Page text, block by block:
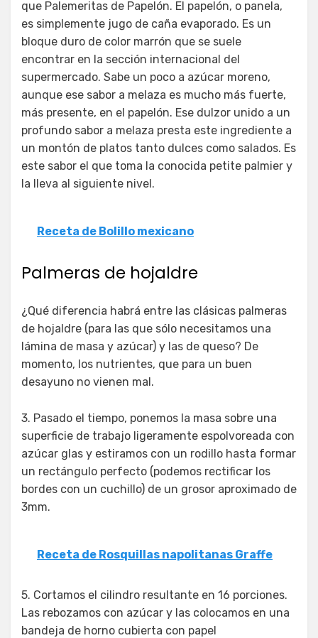
que Palemeritas de Papelón. El papelón, o panela,
es simplemente jugo de caña evaporado. Es un
bloque duro de color marrón que se suele
encontrar en la sección internacional del
supermercado. Sabe un poco a azúcar moreno,
aunque ese sabor a melaza es mucho más fuerte,
más presente, en el papelón. Ese dulzor unido a un
profundo sabor a melaza presta este ingrediente a
un montón de platos tanto dulces como salados. Es
este sabor el que toma la conocida petite palmier y
la lleva al siguiente nivel.
Receta de Bolillo mexicano
Palmeras de hojaldre
¿Qué diferencia habrá entre las clásicas palmeras
de hojaldre (para las que sólo necesitamos una
lámina de masa y azúcar) y las de queso? De
momento, los nutrientes, que para un buen
desayuno no vienen mal.
3. Pasado el tiempo, ponemos la masa sobre una
superficie de trabajo ligeramente espolvoreada con
azúcar glas y estiramos con un rodillo hasta formar
un rectángulo perfecto (podemos rectificar los
bordes con un cuchillo) de un grosor aproximado de
3mm.
Receta de Rosquillas napolitanas Graffe
5. Cortamos el cilindro resultante en 16 porciones.
Las rebozamos con azúcar y las colocamos en una
bandeja de horno cubierta con papel